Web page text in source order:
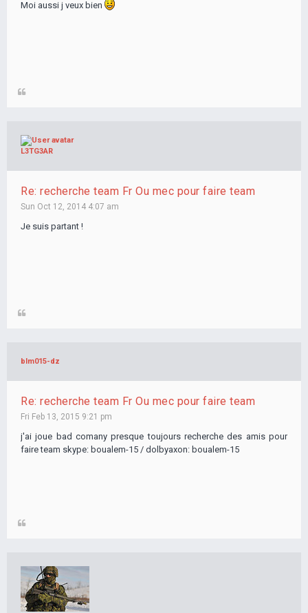
Moi aussi j veux bien
L3TG3AR
Re: recherche team Fr Ou mec pour faire team
Sun Oct 12, 2014 4:07 am
Je suis partant !
blm015-dz
Re: recherche team Fr Ou mec pour faire team
Fri Feb 13, 2015 9:21 pm
j'ai joue bad comany presque toujours recherche des amis pour
faire team skype: boualem-15 / dolbyaxon: boualem-15